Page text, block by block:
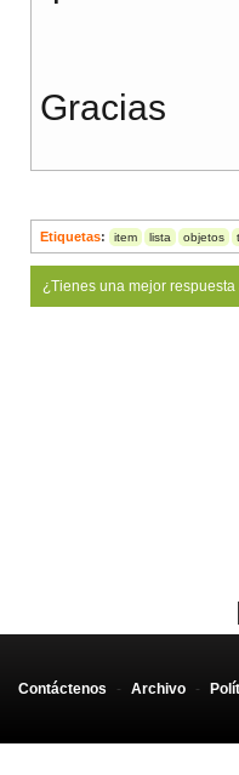
Gracias
Etiquetas: item lista objetos
¿Tienes una mejor
Contáctenos - Archivo -